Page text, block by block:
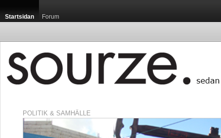
Startsidan Forum
POLITIK & SAMHÄLLE